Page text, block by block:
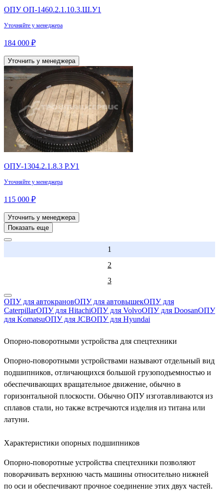
ОПУ ОП-1460.2.1.10.3.Ш.У1
Уточняйте у менеджера
184 000 ₽
Уточнить у менеджера
ОПУ-1304.2.1.8.3 Р.У1
Уточняйте у менеджера
115 000 ₽
Уточнить у менеджера
Показать еще
1
2
3
ОПУ для автокрановОПУ для автовышекОПУ для
CaterpillarОПУ для HitachiОПУ для VolvoОПУ для DoosanОПУ
для KomatsuОПУ для JCBОПУ для Hyundai
Опорно-поворотными устройства для спецтехники
Опорно-поворотными устройствами называют отдельный вид
подшипников, отличающихся большой грузоподъемностью и
обеспечивающих вращательное движение, обычно в
горизонтальной плоскости. Обычно ОПУ изготавливаются из
сплавов стали, но также встречаются изделия из титана или
латуни.
Характеристики опорных подшипников
Опорно-поворотные устройства спецтехники позволяют
поворачивать верхнюю часть машины относительно нижней
по оси и обеспечивают прочное соединение этих двух частей.